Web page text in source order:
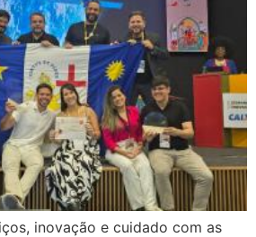
inovação e cuidado com as